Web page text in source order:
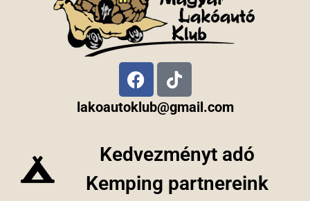
lakoautoklub@gmail.com
Kedvezményt adó
Kemping partnereink